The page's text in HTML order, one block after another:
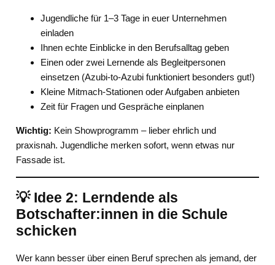
Jugendliche für 1–3 Tage in euer Unternehmen
einladen
Ihnen echte Einblicke in den Berufsalltag geben
Einen oder zwei Lernende als Begleitpersonen
einsetzen (Azubi-to-Azubi funktioniert besonders gut!)
Kleine Mitmach-Stationen oder Aufgaben anbieten
Zeit für Fragen und Gespräche einplanen
Wichtig: Kein Showprogramm – lieber ehrlich und
praxisnah. Jugendliche merken sofort, wenn etwas nur
Fassade ist.
💡 Idee 2: Lerndende als
Botschafter:innen in die Schule
schicken
Wer kann besser über einen Beruf sprechen als jemand, der